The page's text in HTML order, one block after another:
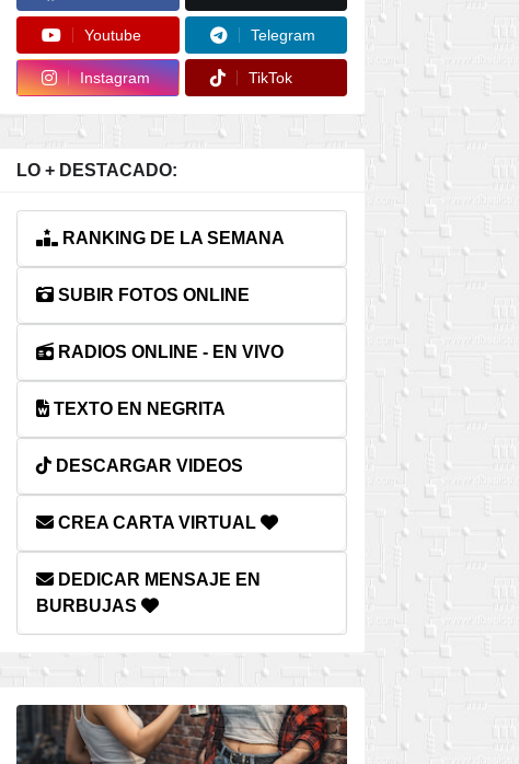
Youtube Telegram
Instagram TikTok
LO + DESTACADO:
RANKING DE LA SEMANA
SUBIR FOTOS ONLINE
RADIOS ONLINE - EN VIVO
TEXTO EN NEGRITA
DESCARGAR VIDEOS
CREA CARTA VIRTUAL
DEDICAR MENSAJE EN
BURBUJAS